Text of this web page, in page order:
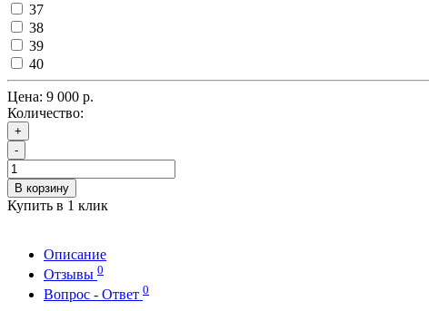
37
38
39
40
Цена: 9 000 р.
Количество:
+
-
В корзину
Купить в 1 клик
Описание
Отзывы 0
Вопрос - Ответ 0